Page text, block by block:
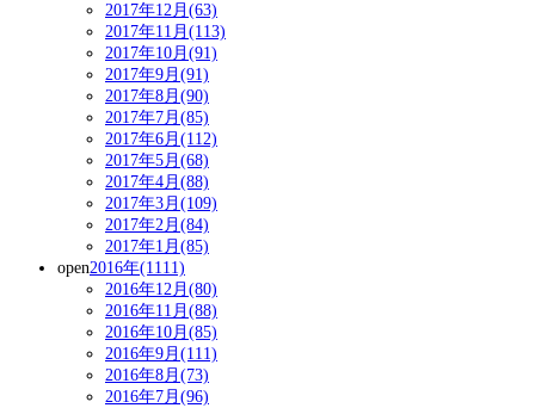
2017年12月(63)
2017年11月(113)
2017年10月(91)
2017年9月(91)
2017年8月(90)
2017年7月(85)
2017年6月(112)
2017年5月(68)
2017年4月(88)
2017年3月(109)
2017年2月(84)
2017年1月(85)
open2016年(1111)
2016年12月(80)
2016年11月(88)
2016年10月(85)
2016年9月(111)
2016年8月(73)
2016年7月(96)